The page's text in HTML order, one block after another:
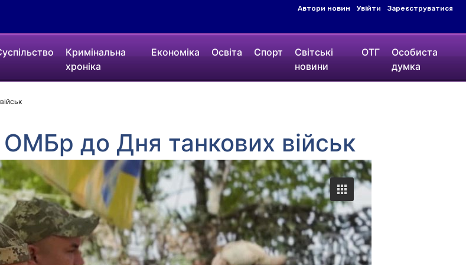
Автори новин Увійти Зареєструватися
Кримінальна
хроніка
Економіка Освіта Спорт
Світські
новини
ОТГ
Особиста
думка
до Дня танкових військ